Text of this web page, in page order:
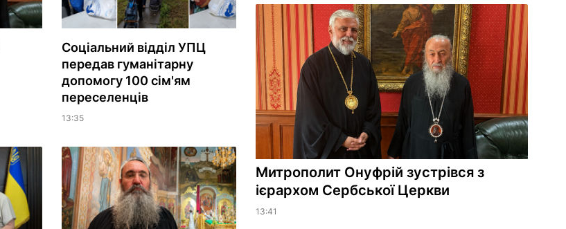
Соціальний відділ УПЦ
передав гуманітарну
допомогу 100 сім'ям
переселенців
13:35
Митрополит Онуфрій зустрівся з
ієрархом Сербської Церкви
13:41